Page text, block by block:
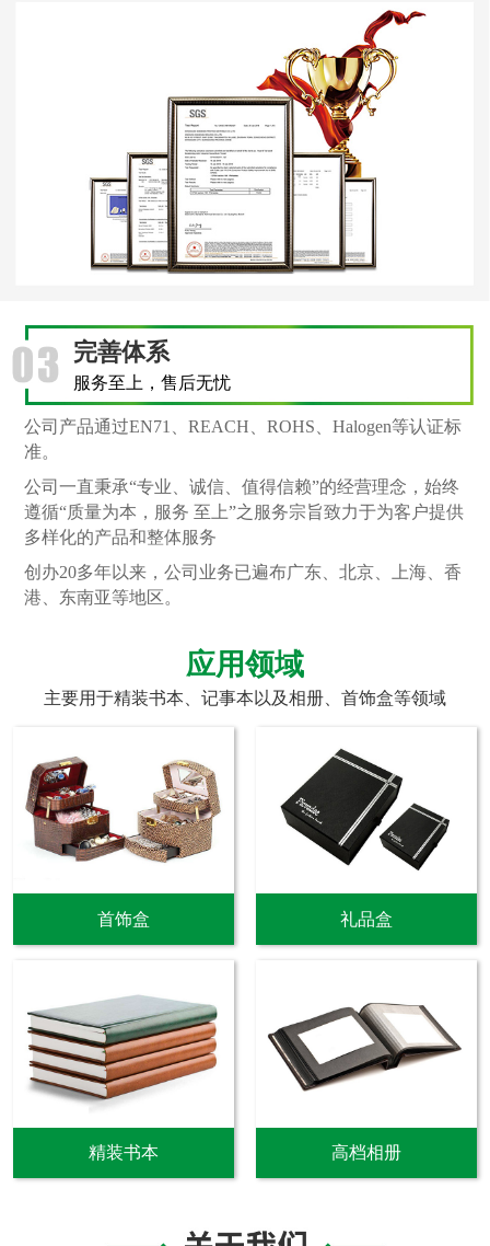
完善体系
服务至上，售后无忧
公司产品通过EN71、REACH、ROHS、Halogen等认证标
准。
公司一直秉承“专业、诚信、值得信赖”的经营理念，始终
遵循“质量为本，服务 至上”之服务宗旨致力于为客户提供
多样化的产品和整体服务
创办20多年以来，公司业务已遍布广东、北京、上海、香
港、东南亚等地区。
应用领域
主要用于精装书本、记事本以及相册、首饰盒等领域
首饰盒 礼品盒
精装书本 高档相册